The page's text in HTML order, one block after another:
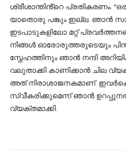
ശ്രീശാന്തിൻ്റെ പ്രതികരണം.
യാതൊരു പങ്കും ഇല്ല. ഞാൻ
ഇടപാടുകളിലോ മറ്റ്
നിങ്ങൾ ഓരോരുത്തരുടെയും
സ്നേഹത്തിനും ഞാൻ നന്ദി
വലുതാക്കി കാണിക്കാൻ ചില
അത് നിരാശാജനകമാണ്.
സ്വീകരിക്കുമെന്ന് ഞാൻ
വ്യക്തമാക്കി.